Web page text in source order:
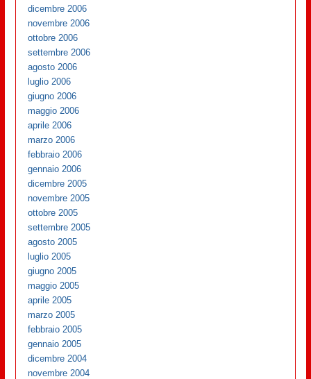
dicembre 2006
novembre 2006
ottobre 2006
settembre 2006
agosto 2006
luglio 2006
giugno 2006
maggio 2006
aprile 2006
marzo 2006
febbraio 2006
gennaio 2006
dicembre 2005
novembre 2005
ottobre 2005
settembre 2005
agosto 2005
luglio 2005
giugno 2005
maggio 2005
aprile 2005
marzo 2005
febbraio 2005
gennaio 2005
dicembre 2004
novembre 2004